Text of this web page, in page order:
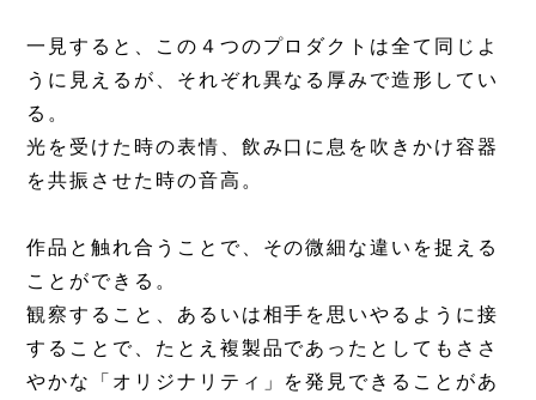
一見すると、この４つのプロダクトは全て同じよ
うに見えるが、それぞれ異なる厚みで造形してい
る。
光を受けた時の表情、飲み口に息を吹きかけ容器
を共振させた時の音高。
作品と触れ合うことで、その微細な違いを捉える
ことができる。
観察すること、あるいは相手を思いやるように接
することで、たとえ複製品であったとしてもささ
やかな「オリジナリティ」を発見できることがあ